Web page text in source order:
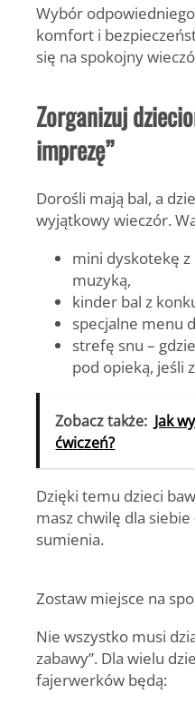
Wybór
komfort i
się na spokojny
Zorganizuj
imprezę”
Dorośli mają bal, a
wyjątkowy wieczór.
mini dyskotekę z
muzyką,
kinder bal z
specjalne menu
strefę snu –
pod opieką, jeśli
Zobacz także: Jak
ćwiczeń?
Dzięki temu dzieci
masz chwilę dla
sumienia.
Zostaw miejsce na
Nie wszystko musi
zabawy”. Dla wielu
fajerwerków będą: